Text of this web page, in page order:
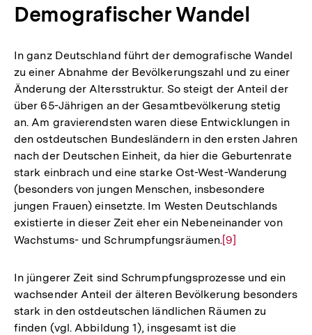
Fußnote
Demografischer Wandel
In ganz Deutschland führt der demografische Wandel
zu einer Abnahme der Bevölkerungszahl und zu einer
Änderung der Altersstruktur. So steigt der Anteil der
über 65-Jährigen an der Gesamtbevölkerung stetig
an. Am gravierendsten waren diese Entwicklungen in
den ostdeutschen Bundesländern in den ersten Jahren
nach der Deutschen Einheit, da hier die Geburtenrate
stark einbrach und eine starke Ost-West-Wanderung
(besonders von jungen Menschen, insbesondere
jungen Frauen) einsetzte. Im Westen Deutschlands
existierte in dieser Zeit eher ein Nebeneinander von
Wachstums- und Schrumpfungsräumen.Zur
der
Fußnote
[9]
In jüngerer Zeit sind Schrumpfungsprozesse und ein
wachsender Anteil der älteren Bevölkerung besonders
stark in den ostdeutschen ländlichen Räumen zu
finden (vgl. Abbildung 1), insgesamt ist die